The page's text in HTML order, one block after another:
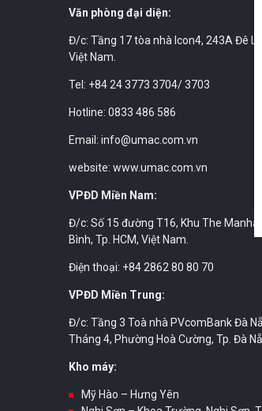
Văn phòng đại diện:
Đ/c: Tầng 17 tòa nhà Icon4, 243A Đê La
Việt Nam.
Tel: +84 24 3773 3704/ 3703
Hotline: 0833 486 586
Email: info@umac.com.vn
website: www.umac.com.vn
VPĐD Miền Nam:
Đ/c: Số 15 đường T16, Khu The
Bình, Tp. HCM, Việt Nam.
Điện thoại: +84 2862 80 80 70
VPĐD Miền Trung:
Đ/c: Tầng 3 Toà nhà PVcomBank Đà
Tháng 4, Phường Hoà Cường, Tp. Đà
Kho máy:
Mỹ Hào – Hưng Yên